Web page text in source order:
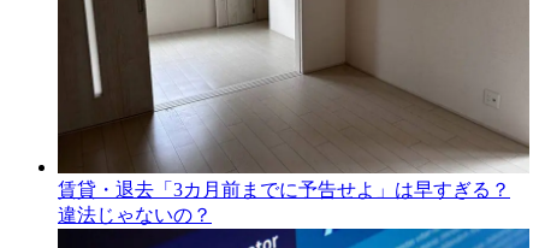
賃貸・退去「3カ月前までに予告せよ」は早すぎる？
違法じゃないの？